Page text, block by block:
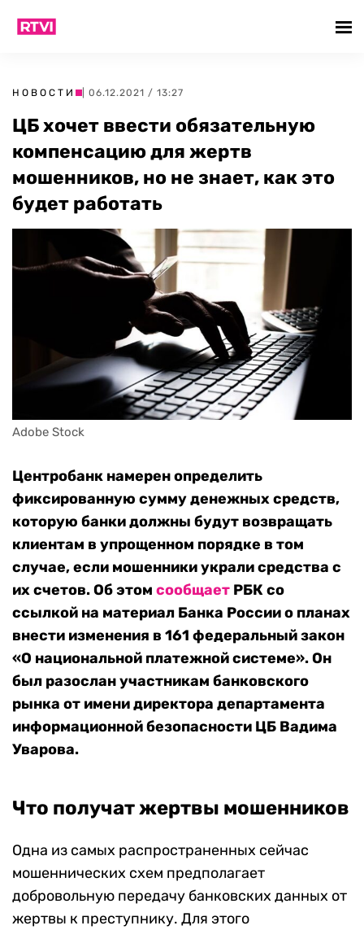
НОВОСТИ | 06.12.2021 / 13:27
ЦБ хочет ввести обязательную
компенсацию для жертв
мошенников, но не знает, как это
будет работать
Adobe Stock
Центробанк намерен определить
фиксированную сумму денежных средств,
которую банки должны будут возвращать
клиентам в упрощенном порядке в том
случае, если мошенники украли средства с
их счетов. Об этом сообщает РБК со
ссылкой на материал Банка России о планах
внести изменения в 161 федеральный закон
«О национальной платежной системе». Он
был разослан участникам банковского
рынка от имени директора департамента
информационной безопасности ЦБ Вадима
Уварова.
Что получат жертвы мошенников
Одна из самых распространенных сейчас
мошеннических схем предполагает
добровольную передачу банковских данных от
жертвы к преступнику. Для этого